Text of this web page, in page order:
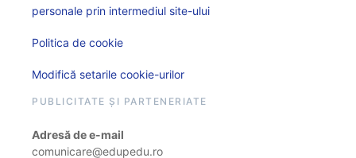
personale prin intermediul site-ului
Politica de cookie
Modifică setarile cookie-urilor
PUBLICITATE ȘI PARTENERIATE
Adresă de e-mail
comunicare@edupedu.ro